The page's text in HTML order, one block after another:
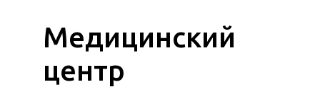
Медицинский
центр